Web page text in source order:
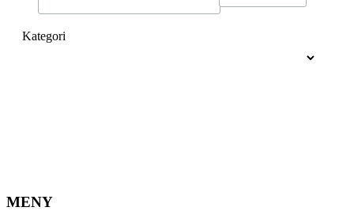
Kategori
MENY